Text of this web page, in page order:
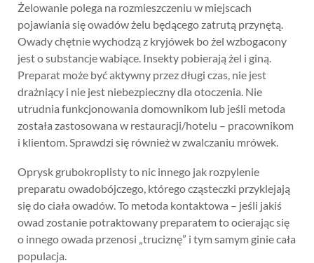
Żelowanie polega na rozmieszczeniu w miejscach
pojawiania się owadów żelu będącego zatrutą przynętą.
Owady chętnie wychodzą z kryjówek bo żel wzbogacony
jest o substancje wabiące. Insekty pobierają żel i giną.
Preparat może być aktywny przez długi czas, nie jest
drażniący i nie jest niebezpieczny dla otoczenia. Nie
utrudnia funkcjonowania domownikom lub jeśli metoda
została zastosowana w restauracji/hotelu – pracownikom
i klientom. Sprawdzi się również w zwalczaniu mrówek.
Oprysk grubokroplisty to nic innego jak rozpylenie
preparatu owadobójczego, którego cząsteczki przyklejają
się do ciała owadów. To metoda kontaktowa – jeśli jakiś
owad zostanie potraktowany preparatem to ocierając się
o innego owada przenosi „truciznę” i tym samym ginie cała
populacja.